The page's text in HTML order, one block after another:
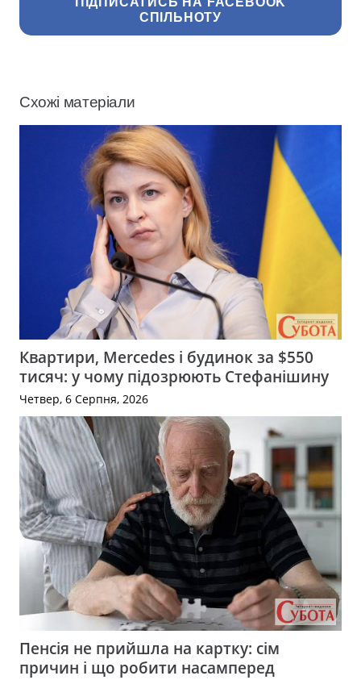
СПІЛЬНОТУ
Схожі матеріали
Квартири, Mercedes і будинок за $550
тисяч: у чому підозрюють Стефанішину
Четвер, 6 Серпня, 2026
Пенсія не прийшла на картку: сім
причин і що робити насамперед